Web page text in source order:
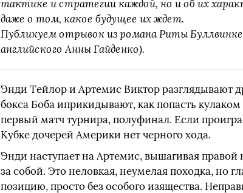
тактике и стратегии каждой, но и об их
даже о том, какое будущее их ждет.
Публикуем отрывок из романа Риты
английского Анны Гайденко).
Энди Тейлор и Артемис Виктор разглядывают
бокса Боба иприкидывают, как попасть
первый матч турнира, полуфинал. Если
Кубке дочерей Америки нет черного хода.
Энди наступает на Артемис, вышагивая правой
за собой. Это неловкая, неумелая походка, но
позицию, просто без особого изящества.